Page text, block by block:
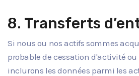
8. Transferts
Si nous ou nos actifs sommes
probable de cessation d'activité
inclurons les données parmi les